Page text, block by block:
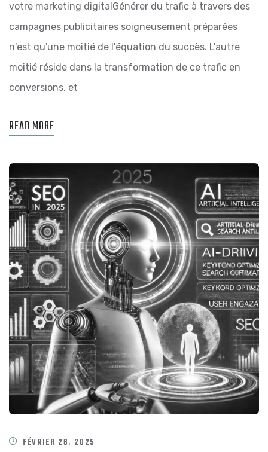
votre marketing digitalGénérer du trafic à travers des
campagnes publicitaires soigneusement préparées
n'est qu'une moitié de l'équation du succès. L'autre
moitié réside dans la transformation de ce trafic en
conversions, et
READ MORE
FÉVRIER 26, 2025